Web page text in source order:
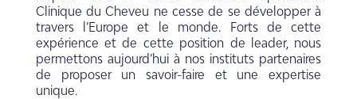
Clinique du Cheveu ne cesse de se développer à
travers l’Europe et le monde. Forts de cette
expérience et de cette position de leader, nous
permettons aujourd’hui à nos instituts partenaires
de proposer un savoir-faire et une expertise
unique.